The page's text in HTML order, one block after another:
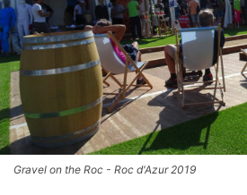
Gravel on the Roc - Roc d'Azur 2019